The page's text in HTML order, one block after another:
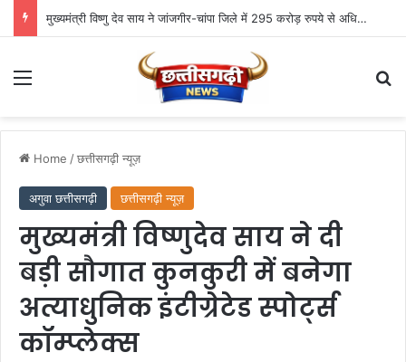
मुख्यमंत्री विष्णु देव साय ने जांजगीर-चांपा जिले में 295 करोड़ रुपये से अधिक के 341 विकास कार्यों का किया लोकार्पण एवं भूमिपूजन
Menu
Home /छत्तीसगढ़ी न्यूज़
अगुवा छत्तीसगढ़ी छत्तीसगढ़ी न्यूज़
मुख्यमंत्री विष्णुदेव साय ने दी
बड़ी सौगात कुनकुरी में बनेगा
अत्याधुनिक इंटीग्रेटेड स्पोर्ट्स
कॉम्प्लेक्स